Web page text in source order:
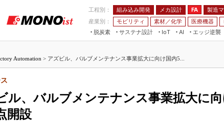
工程別： 組み込み開発 メカ設計 FA 製造
産業別：
モビリティ 素材／化学 医療機器
脱炭素
サステナ設計
IoT
つながる工場
AI
AI×設備保全
エッジ逆襲
JIMTOF
IIFES
つながるクルマ
VR／AR
フィールドサービス
Automation > アズビル、バルブメンテナンス事業拡大に向け国内5...
ル、バルブメンテナンス事業拡大に
開設